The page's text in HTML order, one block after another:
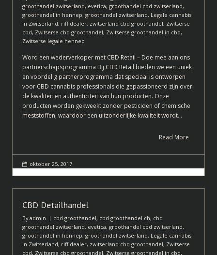
groothandel zwitserland, evetica, groothandel cbd zwitserland,
groothandel in hennep, groothandel zwitserland, Legale cannabis
in Zwitserland, riff dealer, zwitserland cbd groothandel, Zwitserse
cbd, Zwitserse cbd groothandel, Zwitserse groothandel in cbd,
Zwitserse legale hennep
Word een wederverkoper met CBD Retail – Doe mee aan ons
partnerschapsprogramma Bij CBD Retail bieden we een uniek
en voordelig partnerprogramma dat speciaal is ontworpen
voor CBD cannabis professionals die gepassioneerd zijn over
de kwaliteit en authenticiteit van hun producten. Onze
producten worden gekweekt zonder pesticiden of chemische
meststoffen, waardoor een uitzonderlijke kwaliteit wordt…
Read More
oktober 25, 2017
CBD Detailhandel
Byadmin cbd groothandel, cbd groothandel ch, cbd
groothandel zwitserland, evetica, groothandel cbd zwitserland,
groothandel in hennep, groothandel zwitserland, Legale cannabis
in Zwitserland, riff dealer, zwitserland cbd groothandel, Zwitserse
cbd, Zwitserse cbd groothandel, Zwitserse groothandel in cbd,